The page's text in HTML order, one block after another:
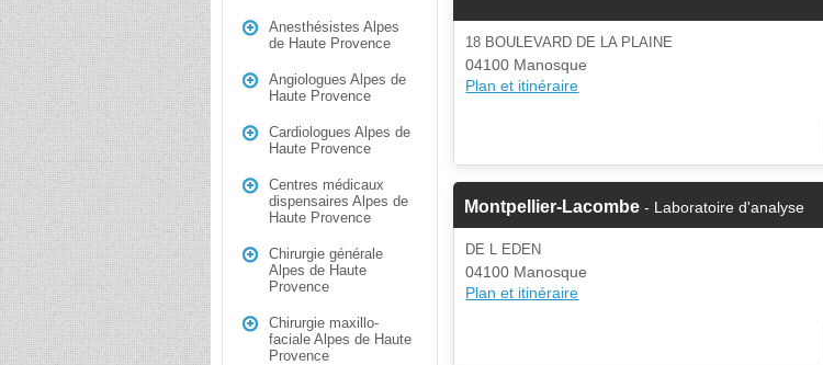
Anesthésistes Alpes
de Haute Provence
Angiologues Alpes de
Haute Provence
Cardiologues Alpes de
Haute Provence
Centres médicaux
dispensaires Alpes de
Haute Provence
Chirurgie générale
Alpes de Haute
Provence
Chirurgie maxillo-
faciale Alpes de Haute
Provence
18 BOULEVARD DE LA PLAINE
04100 Manosque
Plan et itinéraire
Montpellier-Lacombe - Laboratoire d'analyse
DE L EDEN
04100 Manosque
Plan et itinéraire